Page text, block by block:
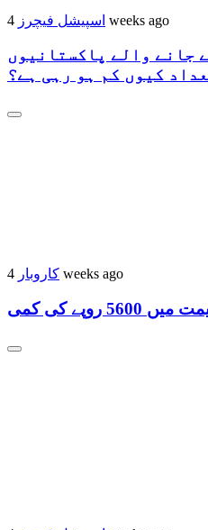
اسپیشل فیچرز 4 weeks ago
جانے والے پاکستانیوں
کیوں کم ہو رہی ہے؟
کاروبار 4 weeks ago
کی کمی